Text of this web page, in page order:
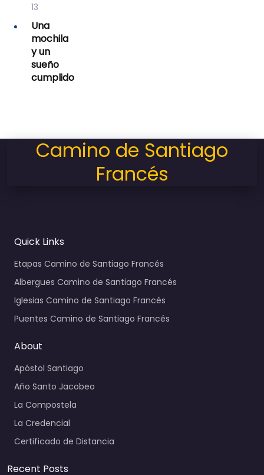
13
Una
mochila
y un
sueño
cumplido
Camino de Santiago
Francés
Quick Links
Etapas Camino de Santiago Francés
Albergues Camino de Santiago Francés
Iglesias Camino de Santiago Francés
Puentes Camino de Santiago Francés
About
Apóstol Santiago
Año Santo Jacobeo
La Compostela
La Credencial
Certificado de Distancia
Recent Posts